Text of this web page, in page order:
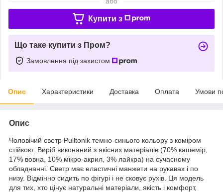
Купити з
Що таке купити з Пром?
Замовлення під захистом
Опис Характеристики Доставка Оплата Умови
Опис
Чоловічий светр Pulltonik темно-синього кольору з коміром
стійкою. Виріб виконаний з якісних матеріалів (70% кашемір,
17% вовна, 10% мікро-акрил, 3% лайкра) на сучасному
обладнанні. Светр має еластичні манжети на рукавах і по
низу. Відмінно сидить по фігурі і не сковує рухів. Ця модель
для тих, хто цінує натуральні матеріали, якість і комфорт,